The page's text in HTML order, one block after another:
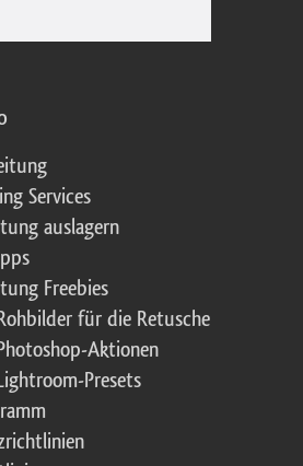
Services
auslagern
Freebies
für die Retusche
Aktionen
Presets